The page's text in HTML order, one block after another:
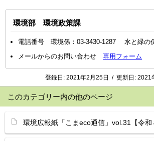
環境部 環境政策課
電話番号 環境係：03-3430-1287 水と緑の
メールからのお問い合わせ 専用フォーム
登録日: 2021年2月25日 / 更新日: 2021
このカテゴリー内の他のページ
環境広報紙「こまeco通信」vol.31【令和